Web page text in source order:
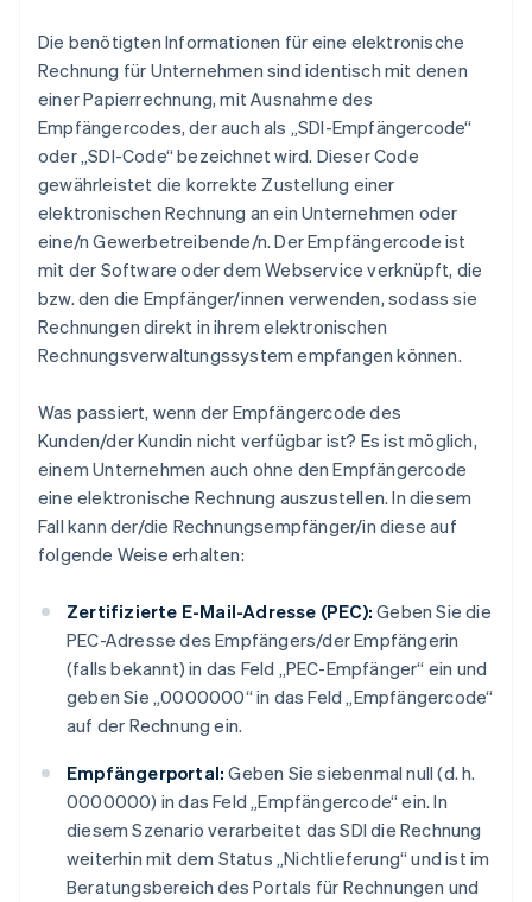
Die benötigten Informationen für eine elektronische
Rechnung für Unternehmen sind identisch mit denen
einer Papierrechnung, mit Ausnahme des
Empfängercodes, der auch als „SDI-Empfängercode“
oder „SDI-Code“ bezeichnet wird. Dieser Code
gewährleistet die korrekte Zustellung einer
elektronischen Rechnung an ein Unternehmen oder
eine/n Gewerbetreibende/n. Der Empfängercode ist
mit der Software oder dem Webservice verknüpft, die
bzw. den die Empfänger/innen verwenden, sodass sie
Rechnungen direkt in ihrem elektronischen
Rechnungsverwaltungssystem empfangen können.
Was passiert, wenn der Empfängercode des
Kunden/der Kundin nicht verfügbar ist? Es ist möglich,
einem Unternehmen auch ohne den Empfängercode
eine elektronische Rechnung auszustellen. In diesem
Fall kann der/die Rechnungsempfänger/in diese auf
folgende Weise erhalten:
Zertifizierte E-Mail-Adresse (PEC): Geben Sie die
PEC-Adresse des Empfängers/der Empfängerin
(falls bekannt) in das Feld „PEC-Empfänger“ ein und
geben Sie „0000000“ in das Feld „Empfängercode“
auf der Rechnung ein.
Empfängerportal: Geben Sie siebenmal null (d. h.
0000000) in das Feld „Empfängercode“ ein. In
diesem Szenario verarbeitet das SDI die Rechnung
weiterhin mit dem Status „Nichtlieferung“ und ist im
Beratungsbereich des Portals für Rechnungen und